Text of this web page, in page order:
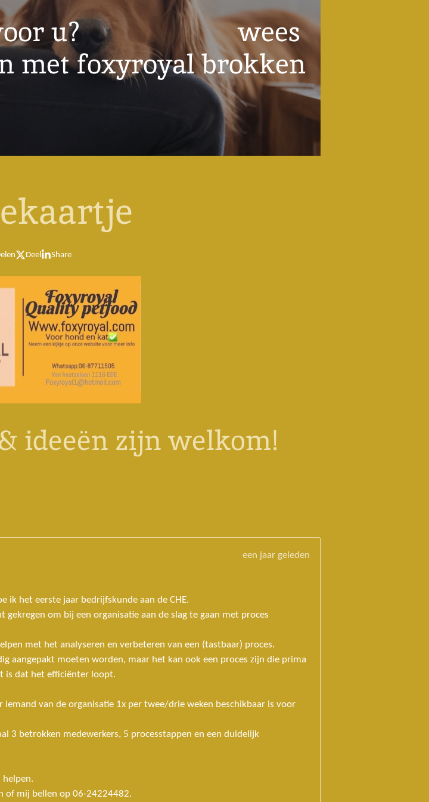
voor u? wees
met foxyroyal brokken
Deel Share
ideeën zijn welkom!
een jaar geleden
ik het eerste jaar bedrijfskunde aan de CHE.
om bij een organisatie aan de slag te gaan met proces
met het analyseren en verbeteren van een (tastbaar) proces.
aangepakt moeten worden, maar het kan ook een proces zijn die prima
is dat het efficiënter loopt.
van de organisatie 1x per twee/drie weken beschikbaar is voor
3 betrokken medewerkers, 5 processtappen en een duidelijk
of mij bellen op 06-24224482.